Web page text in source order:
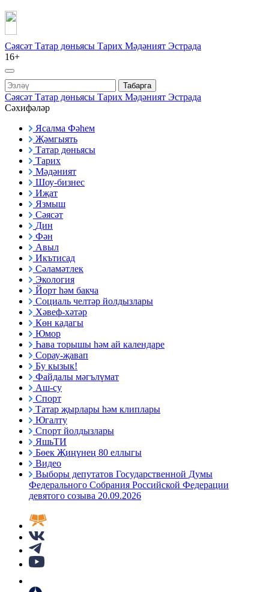
Сәясәт Татар дөньясы Тарих Мәдәният Эстрада
16+
Табарга
Сәясәт Татар дөньясы Тарих Мәдәният Эстрада
Сәхифәләр
Ясалма Фәһем
Җәмгыять
Татар дөньясы
Тарих
Мәдәният
Шоу-бизнес
Иҗат
Язмыш
Сәясәт
Дин
Фән
Авыл
Икътисад
Сәламәтлек
Экология
Йорт һәм бакча
Социаль челтәр йолдызлары
Хәвеф-хәтәр
Көн кадагы
Юмор
Һава торышы һәм ай календаре
Сорау-җавап
Бу кызык!
Файдалы мәгълүмат
Аш-су
Спорт
Татар җырлары һәм клиплары
Югалту
Спорт йолдызлары
ЯшьТИ
Бөек Җиңүнең 80 еллыгы
Видео
Выборы депутатов Государственной Думы
Федерального Собрания Российской Федерации
девятого созыва 20.09.2026